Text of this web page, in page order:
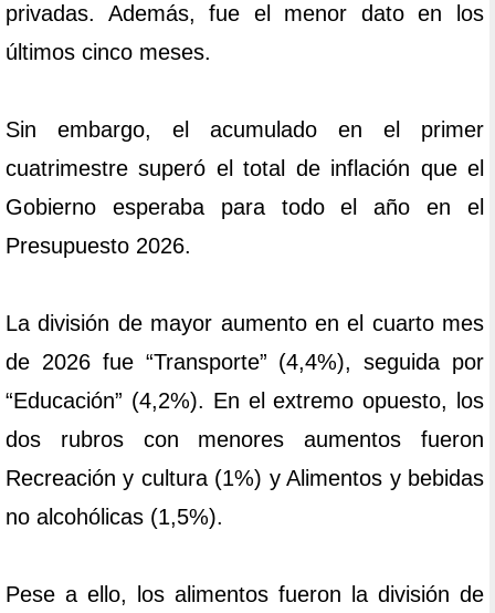
privadas. Además, fue el menor dato en los
últimos cinco meses.
Sin embargo, el acumulado en el primer
cuatrimestre superó el total de inflación que el
Gobierno esperaba para todo el año en el
Presupuesto 2026.
La división de mayor aumento en el cuarto mes
de 2026 fue “Transporte” (4,4%), seguida por
“Educación” (4,2%). En el extremo opuesto, los
dos rubros con menores aumentos fueron
Recreación y cultura (1%) y Alimentos y bebidas
no alcohólicas (1,5%).
Pese a ello, los alimentos fueron la división de